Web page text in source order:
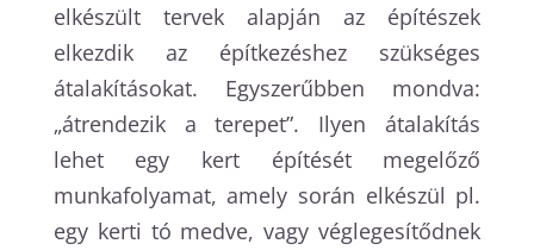
elkészült tervek alapján az építészek
elkezdik az építkezéshez szükséges
átalakításokat. Egyszerűbben mondva:
„átrendezik a terepet”. Ilyen átalakítás
lehet egy kert építését megelőző
munkafolyamat, amely során elkészül pl.
egy kerti tó medve, vagy véglegesítődnek